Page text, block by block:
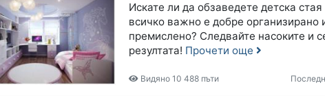
Искате ли да обзаведете детска
всичко важно е добре организирано
премислено? Следвайте насоките и
резултата! Прочети още
Видяно 10 488 пъти